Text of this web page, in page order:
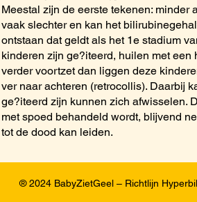
Meestal zijn de eerste tekenen: minder
vaak slechter en kan het
ontstaan dat geldt als het 1e stadium
kinderen zijn ge?iteerd, huilen met
verder voortzet dan liggen deze
ver naar achteren (retrocollis). Daarbij
ge?iteerd zijn kunnen zich afwisselen.
met spoed behandeld wordt, blijvend
tot de dood kan leiden.
® 2024 BabyZietGeel – Richtlijn